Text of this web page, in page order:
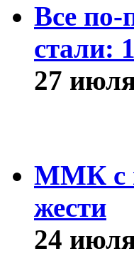
Все по-
стали:
27
ММК с
жести
24